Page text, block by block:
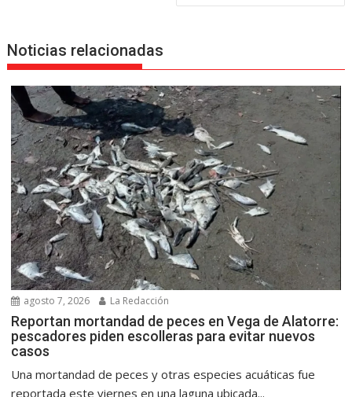
Noticias relacionadas
agosto 7, 2026 La Redacción
Reportan mortandad de peces en Vega de Alatorre:
pescadores piden escolleras para evitar nuevos
casos
Una mortandad de peces y otras especies acuáticas fue
reportada este viernes en una laguna ubicada...